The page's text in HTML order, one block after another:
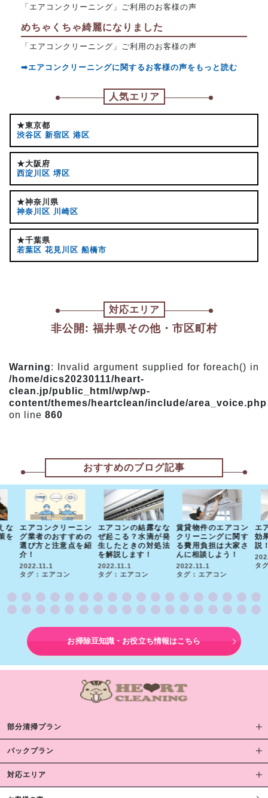
「エアコンクリーニング」ご利用のお客様の声
めちゃくちゃ綺麗になりました
「エアコンクリーニング」ご利用のお客様の声
➡エアコンクリーニングに関するお客様の声をもっと読む
人気エリア
★東京都
渋谷区 新宿区 港区
★大阪府
西淀川区 堺区
★神奈川県
神奈川区 川崎区
★千葉県
若葉区 花見川区 船橋市
対応エリア
非公開: 福井県その他・市区町村
Warning: Invalid argument supplied for foreach() in
/home/dics20230111/heart-
clean.jp/public_html/wp/wp-
content/themes/heartclean/include/area_voice.php
on line 860
おすすめのブログ記事
な
を
エアコンクリーニン
グ業者のおすすめの
選び方と注意点を紹
介！
2022.11.1
タグ : エアコン
エアコンの結露なな
ぜ起こる？水滴が発
生したときの対処法
を解説します！
2022.11.1
タグ : エアコン
賃貸物件のエアコン
クリーニングに関す
る費用負担は大家さ
んに相談しよう！
2022.11.1
タグ : エアコン
エ
効
説
タ
お掃除豆知識・お役立ち情報はこちら
部分清掃プラン
パックプラン
対応エリア